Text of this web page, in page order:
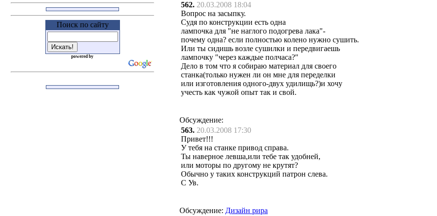
Поиск по сайту
powered by
562. 20.03.2008 18:04
Вопрос на засыпку.
Судя по конструкции есть одна
лампочка для "не наглого подогрева лака"-
почему одна? если полностью колено нужно сушить.
Или ты сидишь возле сушилки и передвигаешь
лампочку "через каждые полчаса?"
Дело в том что я собираю материал для своего
станка(только нужен ли он мне для переделки
или изготовления одного-двух удилищь?)и хочу
учесть как чужой опыт так и свой.
Обсуждение:
563. 20.03.2008 17:30
Привет!!!
У тебя на станке привод справа.
Ты наверное левша,или тебе так удобней,
или моторы по другому не крутят?
Обычно у таких конструкций патрон слева.
С Ув.
Обсуждение: Дизайн рира